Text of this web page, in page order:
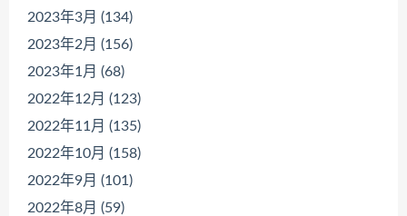
2023年3月 (134)
2023年2月 (156)
2023年1月 (68)
2022年12月 (123)
2022年11月 (135)
2022年10月 (158)
2022年9月 (101)
2022年8月 (59)